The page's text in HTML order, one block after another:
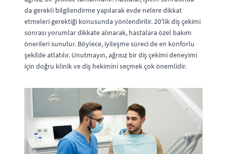
da gerekli bilgilendirme yapılarak evde nelere dikkat
etmeleri gerektiği konusunda yönlendirilir. 20'lik diş çekimi
sonrası yorumlar dikkate alınarak, hastalara özel bakım
önerileri sunulur. Böylece, iyileşme süreci de en konforlu
şekilde atlatılır. Unutmayın, ağrısız bir diş çekimi deneyimi
için doğru klinik ve diş hekimini seçmek çok önemlidir.